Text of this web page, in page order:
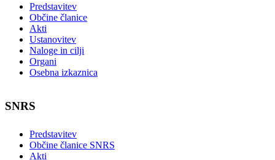
Predstavitev
Občine članice
Akti
Ustanovitev
Naloge in cilji
Organi
Osebna izkaznica
SNRS
Predstavitev
Občine članice SNRS
Akti